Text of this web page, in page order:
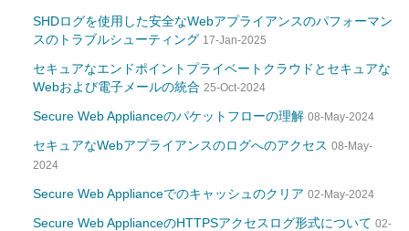
SHDログを使用した安全なWebアプライアンスのパフォーマン
スのトラブルシューティング 17-Jan-2025
セキュアなエンドポイントプライベートクラウドとセキュアな
Webおよび電子メールの統合 25-Oct-2024
Secure Web Applianceのパケットフローの理解 08-May-2024
セキュアなWebアプライアンスのログへのアクセス 08-May-
2024
Secure Web Applianceでのキャッシュのクリア 02-May-2024
Secure Web ApplianceのHTTPSアクセスログ形式について 02-